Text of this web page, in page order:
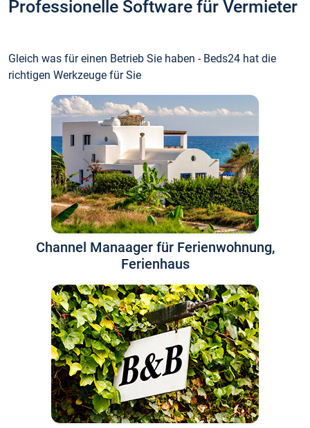
Professionelle Software für Vermieter
Gleich was für einen Betrieb Sie haben - Beds24 hat die
richtigen Werkzeuge für Sie
Channel Manaager für Ferienwohnung,
Ferienhaus